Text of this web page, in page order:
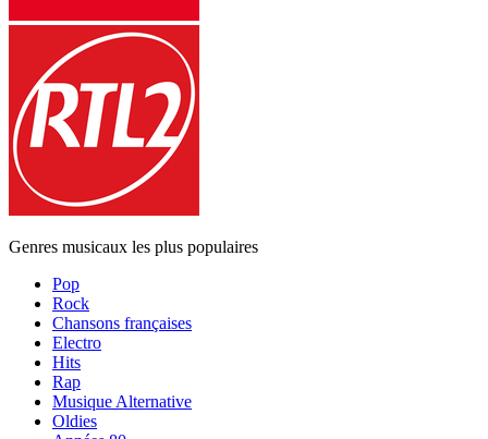
Genres musicaux les plus populaires
Pop
Rock
Chansons françaises
Electro
Hits
Rap
Musique Alternative
Oldies